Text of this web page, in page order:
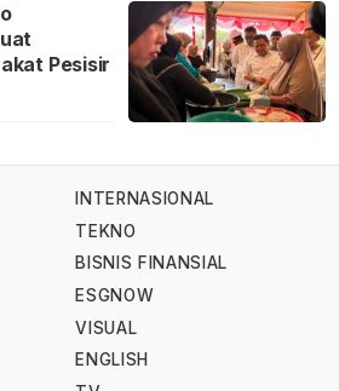
Pesisir
INTERNASIONAL
TEKNO
BISNIS FINANSIAL
ESGNOW
VISUAL
ENGLISH